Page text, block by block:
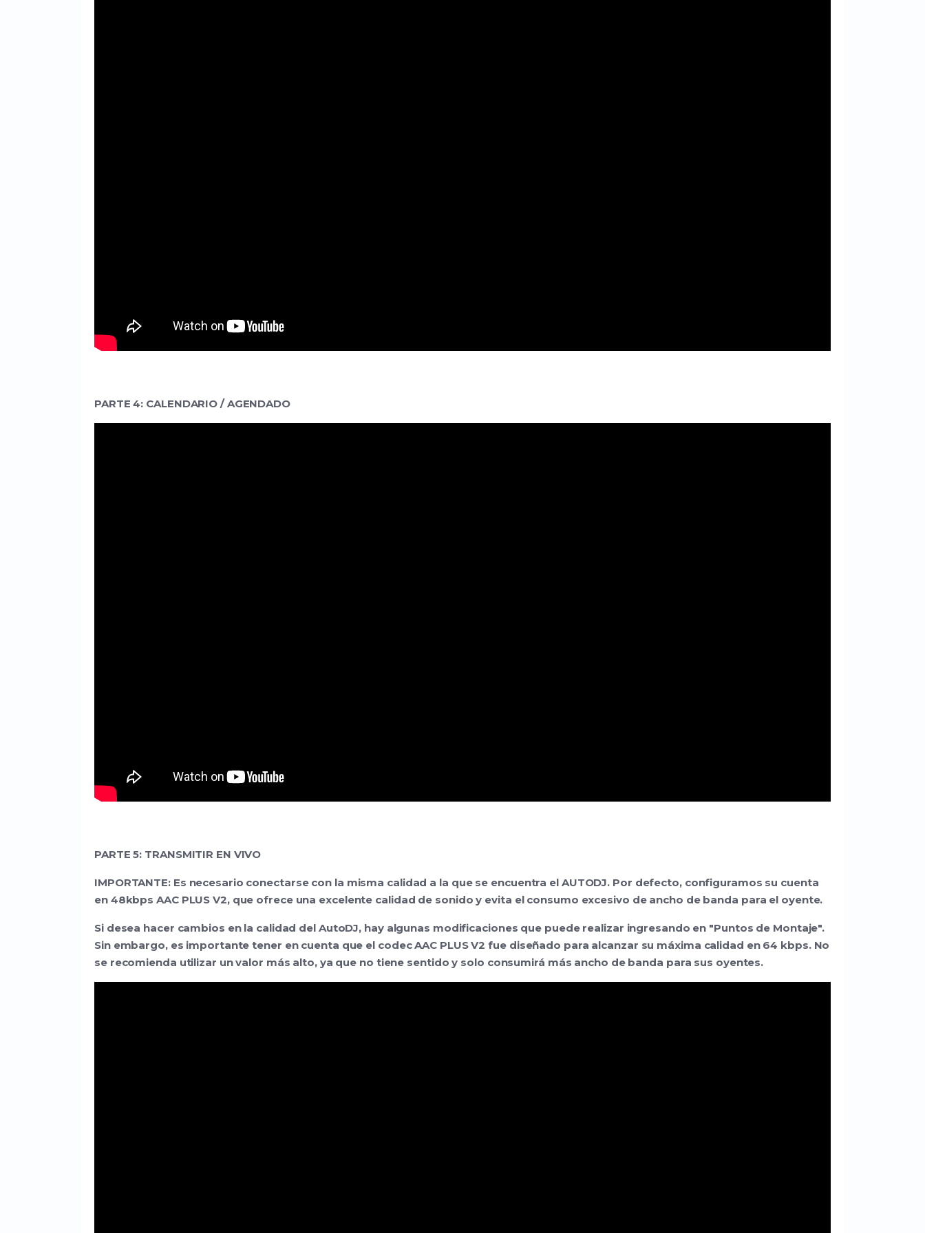
PARTE 4: CALENDARIO / AGENDADO
PARTE 5: TRANSMITIR EN VIVO
IMPORTANTE: Es necesario conectarse con la misma calidad a la que se encuentra el AUTODJ. Por defecto, configuramos su cuenta
en 48kbps AAC PLUS V2, que ofrece una excelente calidad de sonido y evita el consumo excesivo de ancho de banda para el oyente.
Si desea hacer cambios en la calidad del AutoDJ, hay algunas modificaciones que puede realizar ingresando en "Puntos de Montaje".
Sin embargo, es importante tener en cuenta que el codec AAC PLUS V2 fue diseñado para alcanzar su máxima calidad en 64 kbps. No
se recomienda utilizar un valor más alto, ya que no tiene sentido y solo consumirá más ancho de banda para sus oyentes.